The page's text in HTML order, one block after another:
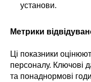
установи.
Метрики
Ці показники
персоналу. Ключові
та понаднормові